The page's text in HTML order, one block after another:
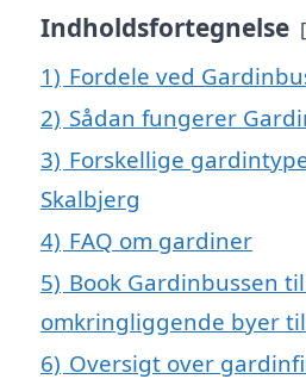
Indholdsfortegnelse
1) Fordele ved
2) Sådan fungerer
3) Forskellige
Skalbjerg
4) FAQ om gardiner
5) Book Gardinbussen
omkringliggende byer
6) Oversigt over